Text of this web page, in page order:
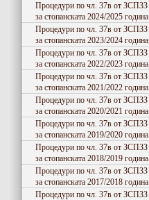
Процедури по чл. 37в от ЗСПЗЗ
за стопанската 2024/2025 година
Процедури по чл. 37в от ЗСПЗЗ
за стопанската 2023/2024 година
Процедури по чл. 37в от ЗСПЗЗ
за стопанската 2022/2023 година
Процедури по чл. 37в от ЗСПЗЗ
за стопанската 2021/2022 година
Процедури по чл. 37в от ЗСПЗЗ
за стопанската 2020/2021 година
Процедури по чл. 37в от ЗСПЗЗ
за стопанската 2019/2020 година
Процедури по чл. 37в от ЗСПЗЗ
за стопанската 2018/2019 година
Процедури по чл. 37в от ЗСПЗЗ
за стопанската 2017/2018 година
Процедури по чл. 37в от ЗСПЗЗ